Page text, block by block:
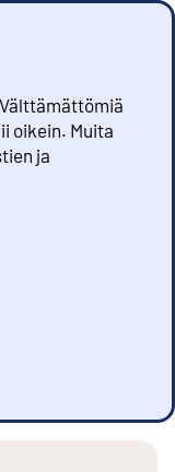
oikein. Muita
ja